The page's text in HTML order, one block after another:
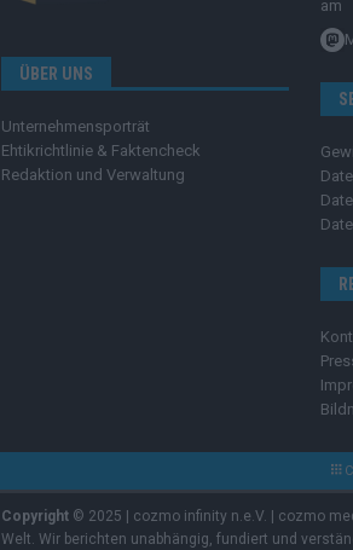
ÜBER UNS
Unternehmensporträt
Ehtikrichtlinie & Faktencheck
Redaktion und Verwaltung
Copyright © 2025 | cozmo infinity n.e.V. | cozmo
Welt. Wir berichten unabhängig, fundiert und